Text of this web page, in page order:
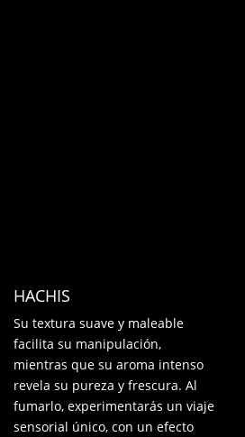
HACHIS
Su textura suave y maleable
facilita su manipulación,
mientras que su aroma intenso
revela su pureza y frescura. Al
fumarlo, experimentarás un viaje
sensorial único, con un efecto